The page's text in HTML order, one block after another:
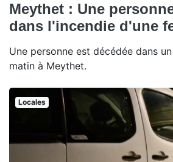
Meythet : Une
dans l'incendie d'une
Une personne est décédée dans
matin à Meythet.
Locales